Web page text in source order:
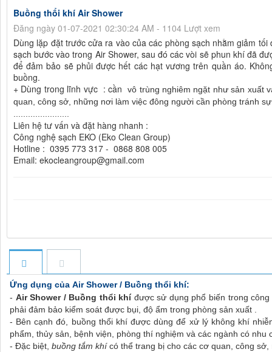
Buồng thổi khí Air Shower
Đăng ngày 01-07-2021 02:30:24 AM - 1104 Lượt xem
Dùng lặp đặt trước cửa ra vào của các phòng sạch nhằm giảm
sạch bước vào trong Air Shower, sau đó các vòi sẽ phun khí đã
để đảm bảo sẽ phủi được hết các hạt vương trên quần áo.
buồng.
+ Dùng trong lĩnh vực : cầnvô trùng nghiêm ngặt như sản xuất
quan, công sở, những nơi làm việc đông người cần phòng tránh
Liên hệ tư vấn và đặt hàng nhanh :
Công nghệ sạch EKO (Eko Clean Group)
Hotline : 0395 773 317 - 0868 808 005
Email: ekocleangroup@gmail.com
Ứng dụng của Air Shower / Buồng thổi khí:
- Air Shower / Buồng thổi khíđược sử dụng phổ biến trong công
phải đảm bảo kiểm soát được bụi, độ ẩm trong phòng sản xuất .
- Bên cạnh đó, buồng thổi khí được dùng để xử lý không khí
phẩm, thủy sản, bệnh viện, phòng thí nghiệm và các ngành có
- Đặc biệt, buồng tắm khícó thể trang bị cho các cơ quan, công